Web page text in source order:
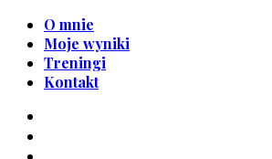
O mnie
Moje wyniki
Treningi
Kontakt